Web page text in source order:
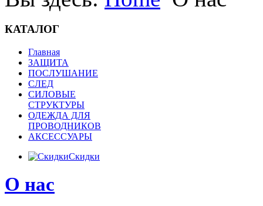
КАТАЛОГ
Главная
ЗАЩИТА
ПОСЛУШАНИЕ
СЛЕД
СИЛОВЫЕ
СТРУКТУРЫ
ОДЕЖДА ДЛЯ
ПРОВОДНИКОВ
АКСЕССУАРЫ
Скидки
О нас